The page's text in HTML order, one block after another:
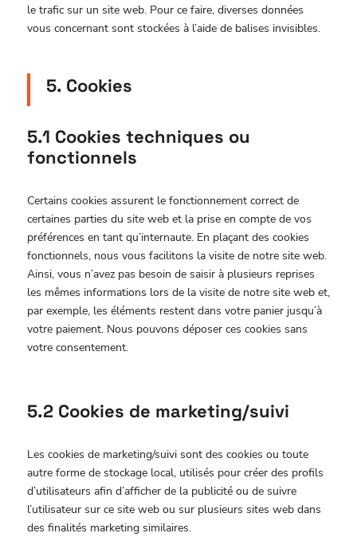
le trafic sur un site web. Pour ce faire, diverses données
vous concernant sont stockées à l’aide de balises invisibles.
5. Cookies
5.1 Cookies techniques ou
fonctionnels
Certains cookies assurent le fonctionnement correct de
certaines parties du site web et la prise en compte de vos
préférences en tant qu’internaute. En plaçant des cookies
fonctionnels, nous vous facilitons la visite de notre site web.
Ainsi, vous n’avez pas besoin de saisir à plusieurs reprises
les mêmes informations lors de la visite de notre site web et,
par exemple, les éléments restent dans votre panier jusqu’à
votre paiement. Nous pouvons déposer ces cookies sans
votre consentement.
5.2 Cookies de marketing/suivi
Les cookies de marketing/suivi sont des cookies ou toute
autre forme de stockage local, utilisés pour créer des profils
d’utilisateurs afin d’afficher de la publicité ou de suivre
l’utilisateur sur ce site web ou sur plusieurs sites web dans
des finalités marketing similaires.